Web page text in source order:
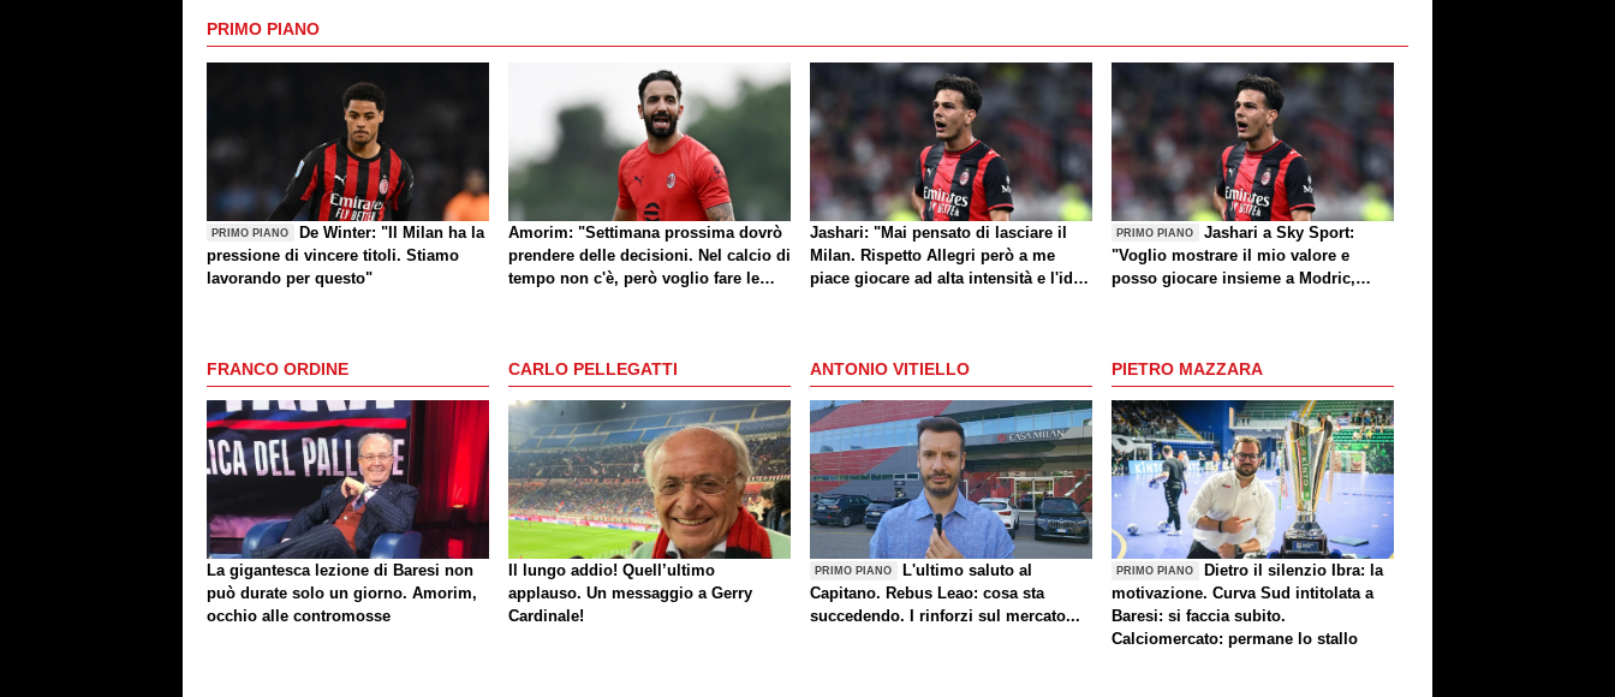
PRIMO PIANO
PRIMO PIANO
De Winter: "Il Milan ha la
pressione di vincere titoli. Stiamo
lavorando per questo"
Amorim: "Settimana prossima dovrò
prendere delle decisioni. Nel calcio di
tempo non c'è, però voglio fare le
Jashari: "Mai pensato di lasciare il
Milan. Rispetto Allegri però a me
piace giocare ad alta intensità e l'idea
PRIMO PIANO
Jashari a Sky Sport:
"Voglio mostrare il mio valore e
posso giocare insieme a Modric,
FRANCO ORDINE
La gigantesca lezione di Baresi non
può durate solo un giorno. Amorim,
occhio alle contromosse
CARLO PELLEGATTI
Il lungo addio! Quell’ultimo
applauso. Un messaggio a Gerry
Cardinale!
ANTONIO VITIELLO
PRIMO PIANO
L'ultimo saluto al
Capitano. Rebus Leao: cosa sta
succedendo. I rinforzi sul mercato...
PIETRO MAZZARA
PRIMO PIANO
Dietro il silenzio Ibra: la
motivazione. Curva Sud intitolata a
Baresi: si faccia subito.
Calciomercato: permane lo stallo